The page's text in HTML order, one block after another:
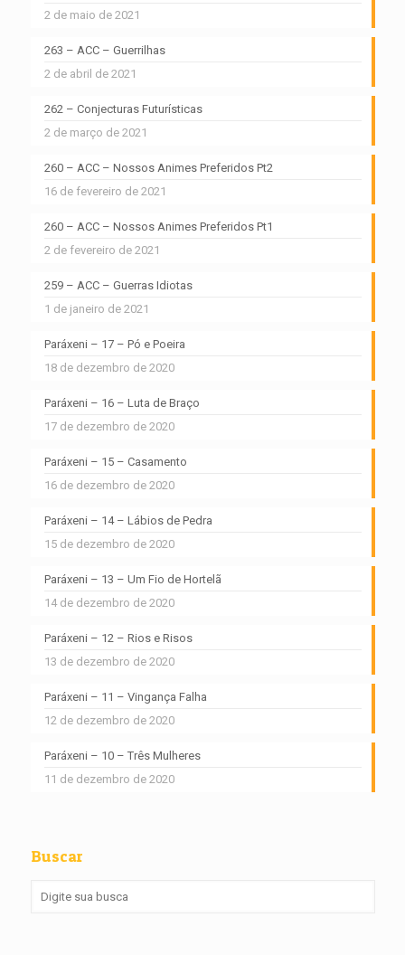
2 de maio de 2021
263 – ACC – Guerrilhas
2 de abril de 2021
262 – Conjecturas Futurísticas
2 de março de 2021
260 – ACC – Nossos Animes Preferidos Pt2
16 de fevereiro de 2021
260 – ACC – Nossos Animes Preferidos Pt1
2 de fevereiro de 2021
259 – ACC – Guerras Idiotas
1 de janeiro de 2021
Paráxeni – 17 – Pó e Poeira
18 de dezembro de 2020
Paráxeni – 16 – Luta de Braço
17 de dezembro de 2020
Paráxeni – 15 – Casamento
16 de dezembro de 2020
Paráxeni – 14 – Lábios de Pedra
15 de dezembro de 2020
Paráxeni – 13 – Um Fio de Hortelã
14 de dezembro de 2020
Paráxeni – 12 – Rios e Risos
13 de dezembro de 2020
Paráxeni – 11 – Vingança Falha
12 de dezembro de 2020
Paráxeni – 10 – Três Mulheres
11 de dezembro de 2020
Buscar